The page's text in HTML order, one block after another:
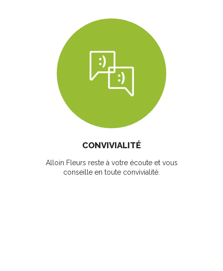
CONVIVIALITÉ
Alloin Fleurs reste à votre écoute et vous
conseille en toute convivialité.